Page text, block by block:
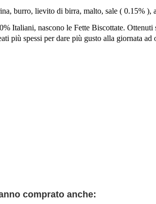
burro, lievito di birra, malto, sale ( 0.15% ),
Italiani, nascono le Fette Biscottate.
più spessi per dare più gusto alla giornata ad
comprato anche: